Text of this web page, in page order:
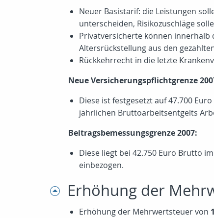
Neuer Basistarif: die Leistungen
unterscheiden, Risikozuschläge
Privatversicherte können innerhalb
Altersrückstellung aus den
Rückkehrrecht in die letzte
Neue Versicherungspflichtgrenze
Diese ist festgesetzt auf 47.700
jährlichen Bruttoarbeitsentgelts
Beitragsbemessungsgrenze 2007:
Diese liegt bei 42.750 Euro Brutto
einbezogen.
Erhöhung der
Erhöhung der Mehrwertsteuer von